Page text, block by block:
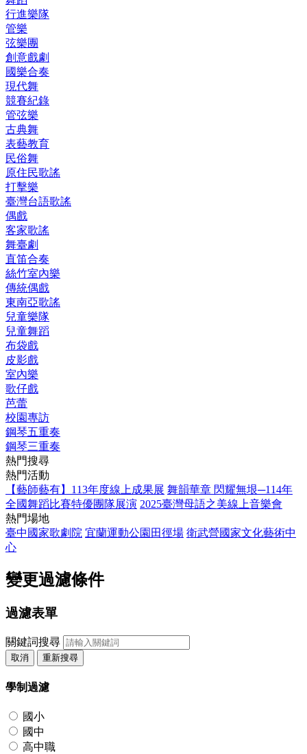
行進樂隊
管樂
弦樂團
創意戲劇
國樂合奏
現代舞
競賽紀錄
管弦樂
古典舞
表藝教育
民俗舞
原住民歌謠
打擊樂
臺灣台語歌謠
偶戲
客家歌謠
舞臺劇
直笛合奏
絲竹室內樂
傳統偶戲
東南亞歌謠
兒童樂隊
兒童舞蹈
布袋戲
皮影戲
室內樂
歌仔戲
芭蕾
校園專訪
鋼琴五重奏
鋼琴三重奏
熱門搜尋
熱門活動
【藝師藝有】113年度線上成果展 舞韻華章 閃耀無垠─114年
全國舞蹈比賽特優團隊展演 2025臺灣母語之美線上音樂會
熱門場地
臺中國家歌劇院 宜蘭運動公園田徑場 衛武營國家文化藝術中
心
變更過濾條件
過濾表單
關鍵詞搜尋
取消 重新搜尋
學制過濾
國小
國中
高中職